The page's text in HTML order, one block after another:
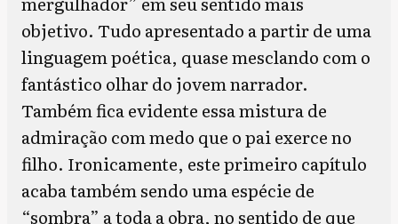
objetivo. Tudo apresentado a partir de uma
linguagem poética, quase mesclando com o
fantástico olhar do jovem narrador.
Também fica evidente essa mistura de
admiração com medo que o pai exerce no
filho. Ironicamente, este primeiro capítulo
acaba também sendo uma espécie de
“sombra” a toda a obra, no sentido de que